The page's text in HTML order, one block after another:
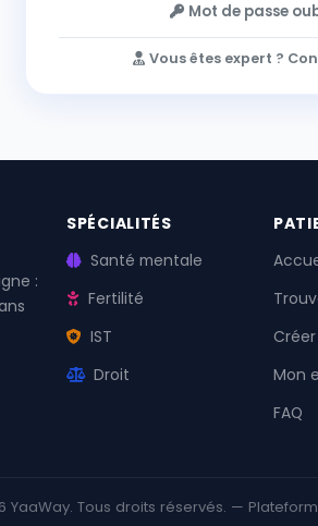
Mot de passe
Vous êtes expert ?
:
SPÉCIALITÉS
Santé mentale
Fertilité
IST
Droit
Mon
FAQ
YaaWay. Tous droits réservés. —